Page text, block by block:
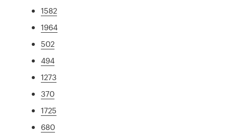
1582
1964
502
494
1273
370
1725
680